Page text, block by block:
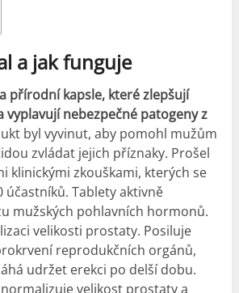
a jak funguje
přírodní kapsle, které zlepšují
vyplavují nebezpečné patogeny z
byl vyvinut, aby pomohl mužům
zvládat jejich příznaky. Prošel
klinickými zkouškami, kterých se
účastníků. Tablety aktivně
mužských pohlavních hormonů.
velikosti prostaty. Posiluje
reprodukčních orgánů,
udržet erekci po delší dobu.
velikost prostaty a